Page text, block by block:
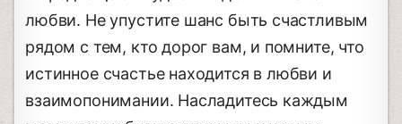
любви. Не упустите шанс быть счастливым
рядом с тем, кто дорог вам, и помните, что
истинное счастье находится в любви и
взаимопонимании. Насладитесь каждым